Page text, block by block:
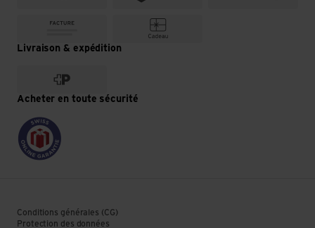
Livraison & expédition
Acheter en toute sécurité
Conditions générales (CG)
Protection des données